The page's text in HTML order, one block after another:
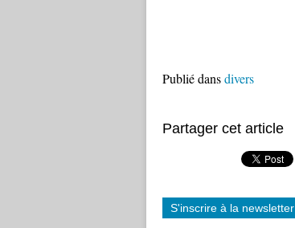
Publié dansdivers
Partager cet article
S'inscrire à la newsletter